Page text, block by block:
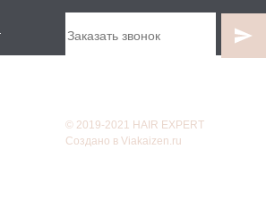
© 2019-2021 HAIR EXPERT
Создано в Viakaizen.ru